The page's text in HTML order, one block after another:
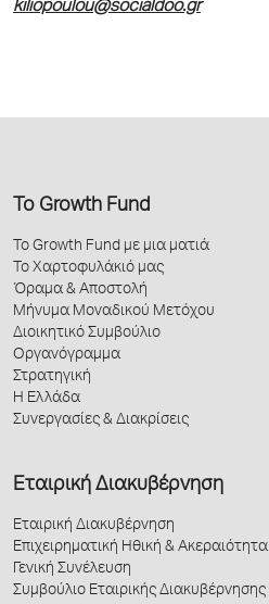
kiliopoulou@socialdoo.gr
Το Growth Fund
Το Growth Fund με μια ματιά
Το Χαρτοφυλάκιό μας
Όραμα & Αποστολή
Μήνυμα Μοναδικού Μετόχου
Διοικητικό Συμβούλιο
Οργανόγραμμα
Στρατηγική
Η Ελλάδα
Συνεργασίες & Διακρίσεις
Εταιρική Διακυβέρνηση
Εταιρική Διακυβέρνηση
Επιχειρηματική Ηθική & Ακεραιότητα
Γενική Συνέλευση
Συμβούλιο Εταιρικής Διακυβέρνησης